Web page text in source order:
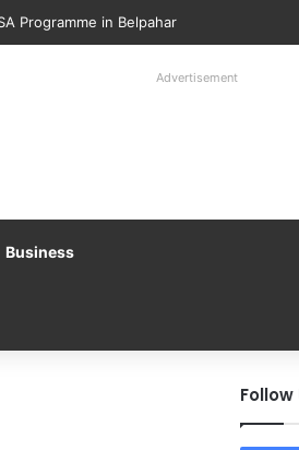
to Their Rightful Owners at Mobile
Advertisement
Business
Follow